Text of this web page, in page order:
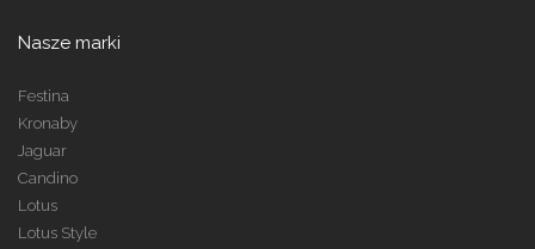
Nasze marki
Festina
Kronaby
Jaguar
Candino
Lotus
Lotus Style